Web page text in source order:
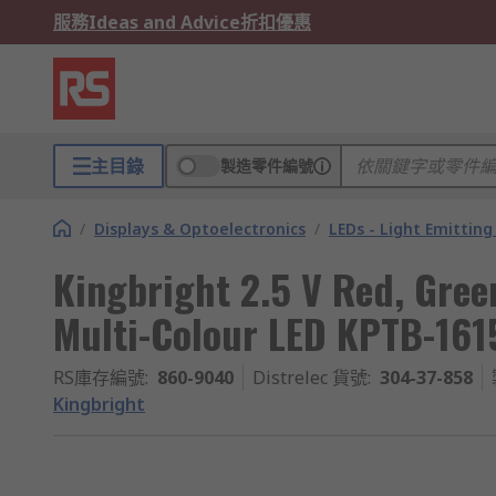
服務Ideas and Advice折扣優惠
主目錄 製造零件編號
/ Displays & Optoelectronics / LEDs - Light
Kingbright 2.5 V Red,
Multi-Colour LED KPTB-
RS庫存編號: 860-9040 Distrelec 貨號: 304-37-858
Kingbright